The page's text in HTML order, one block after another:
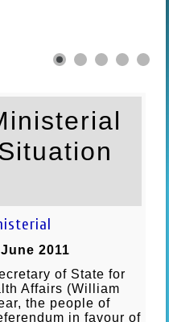
2011
of State for
Affairs (William
the people of
in favour of